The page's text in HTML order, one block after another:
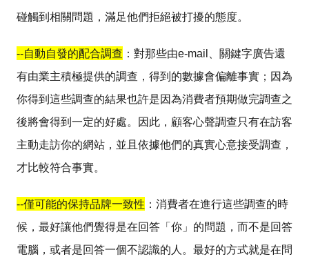
碰觸到相關問題，滿足他們拒絕被打擾的態度。
--自動自發的配合調查 ：對那些由e-mail
、關鍵字廣告還
有由業主積極提供的調查，得到的數據會偏離事實；因為
你得到這些調查的結果也許是因為消費者預期做完調查之
後將會得到一定的好處。因此，顧客心聲調查只有在訪客
主動走訪你的網站，並且依據他們的真實心意接受調查，
才比較符合事實。
--僅可能的保持品牌一致性 ：消費者在進行這些調查的時
候，最好讓他們覺得是在回答「你」的問題，而不是回答
電腦，或者是回答一個不認識的人。最好的方式就是在問